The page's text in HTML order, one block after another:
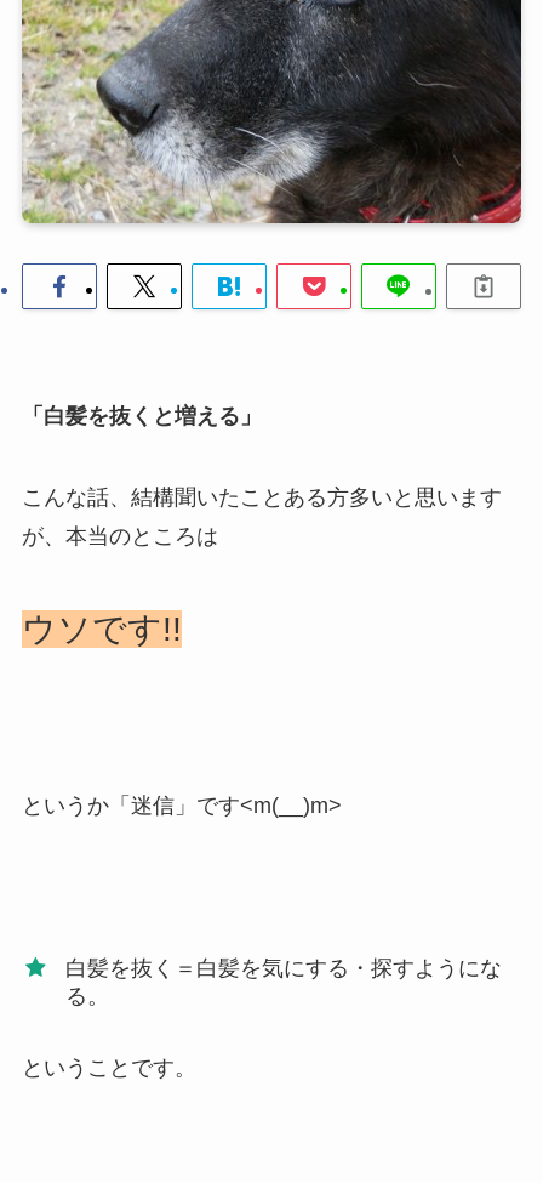
「白髪を抜くと増える」
こんな話、結構聞いたことある方多いと思います
が、本当のところは
ウソです!!
というか「迷信」です<m(__)m>
白髪を抜く＝白髪を気にする・探すようにな
る。
ということです。